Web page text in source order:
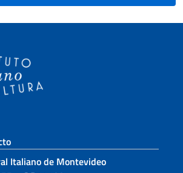
Italiano de Montevideo